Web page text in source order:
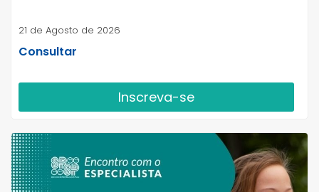
21 de Agosto de 2026
Consultar
Inscreva-se